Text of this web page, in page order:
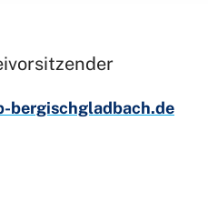
bergischgladbach.de